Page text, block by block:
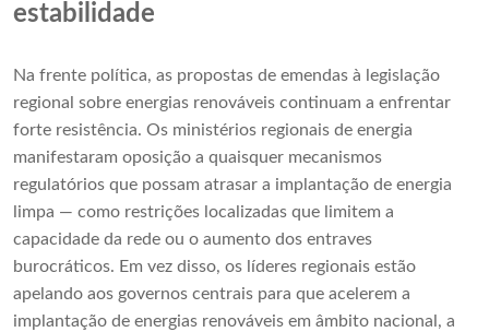
estabilidade
Na frente política, as propostas de emendas à legislação
regional sobre energias renováveis ​​continuam a enfrentar
forte resistência. Os ministérios regionais de energia
manifestaram oposição a quaisquer mecanismos
regulatórios que possam atrasar a implantação de energia
limpa — como restrições localizadas que limitem a
capacidade da rede ou o aumento dos entraves
burocráticos. Em vez disso, os líderes regionais estão
apelando aos governos centrais para que acelerem a
implantação de energias renováveis ​​em âmbito nacional, a